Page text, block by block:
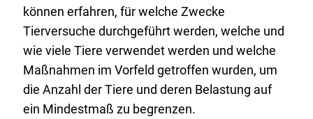
können erfahren, für welche Zwecke
Tierversuche durchgeführt werden, welche und
wie viele Tiere verwendet werden und welche
Maßnahmen im Vorfeld getroffen wurden, um
die Anzahl der Tiere und deren Belastung auf
ein Mindestmaß zu begrenzen.